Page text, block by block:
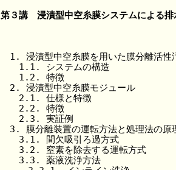
第３講　浸漬型中空糸膜システムによる
1. 浸漬型中空糸膜を用いた膜分離活性
1.1. システムの構造
1.2. 特徴
2. 浸漬型中空糸膜モジュール
2.1. 仕様と特徴
2.2. 特徴
2.3. 実証例
3. 膜分離装置の運転方法と処理法の原
3.1. 間欠吸引ろ過方式
3.2. 窒素を除去する運転方式
3.3. 薬液洗浄方法